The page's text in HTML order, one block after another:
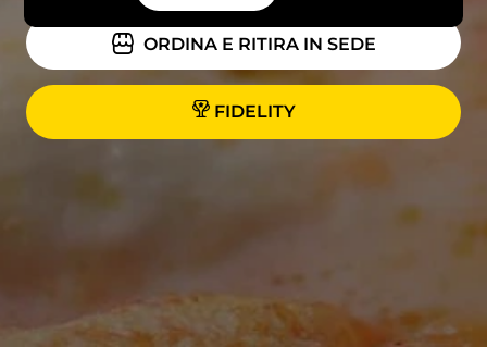
ORDINA E RITIRA IN SEDE
FIDELITY